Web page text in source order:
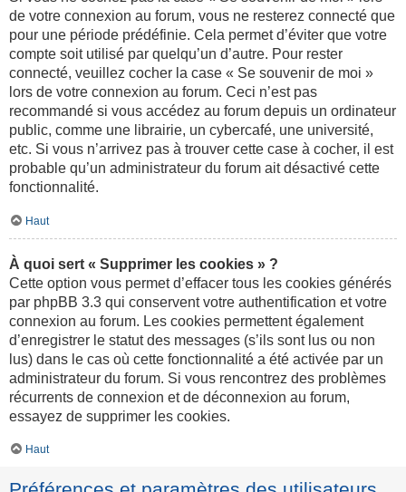
de votre connexion au forum, vous ne resterez connecté que
pour une période prédéfinie. Cela permet d’éviter que votre
compte soit utilisé par quelqu’un d’autre. Pour rester
connecté, veuillez cocher la case « Se souvenir de moi »
lors de votre connexion au forum. Ceci n’est pas
recommandé si vous accédez au forum depuis un ordinateur
public, comme une librairie, un cybercafé, une université,
etc. Si vous n’arrivez pas à trouver cette case à cocher, il est
probable qu’un administrateur du forum ait désactivé cette
fonctionnalité.
Haut
À quoi sert « Supprimer les cookies » ?
Cette option vous permet d’effacer tous les cookies générés
par phpBB 3.3 qui conservent votre authentification et votre
connexion au forum. Les cookies permettent également
d’enregistrer le statut des messages (s’ils sont lus ou non
lus) dans le cas où cette fonctionnalité a été activée par un
administrateur du forum. Si vous rencontrez des problèmes
récurrents de connexion et de déconnexion au forum,
essayez de supprimer les cookies.
Haut